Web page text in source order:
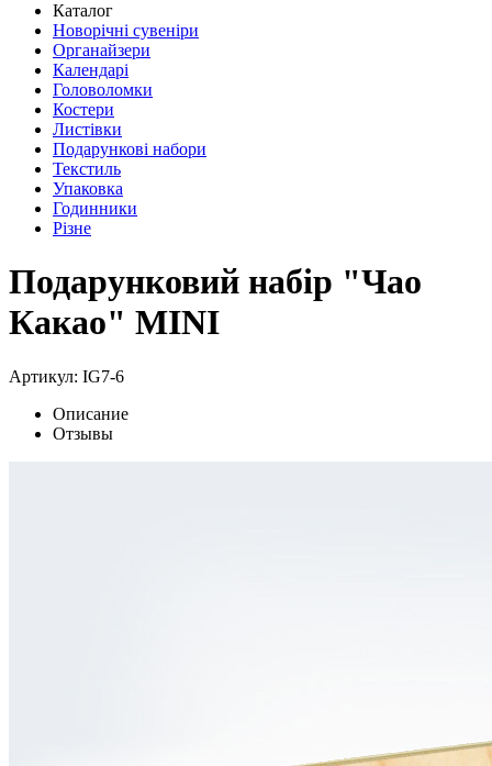
Каталог
Новорічні сувеніри
Органайзери
Календарі
Головоломки
Костери
Листівки
Подарункові набори
Текстиль
Упаковка
Годинники
Різне
Подарунковий набір "Чао
Какао" MINI
Артикул: IG7-6
Описание
Отзывы